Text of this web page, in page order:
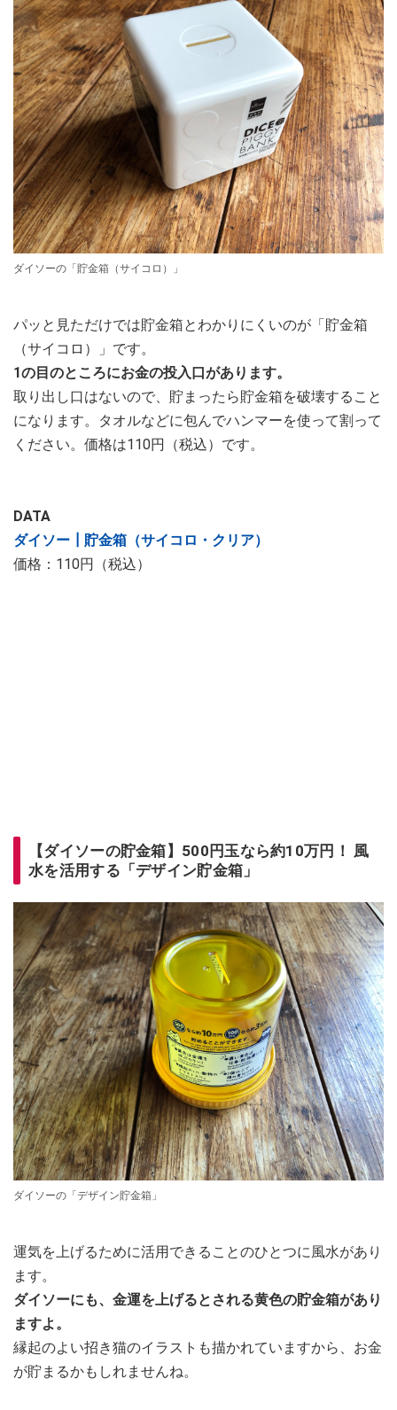
ダイソーの「貯金箱（サイコロ）」
パッと見ただけでは貯金箱とわかりにくいのが「貯金箱
（サイコロ）」です。
1の目のところにお金の投入口があります。
取り出し口はないので、貯まったら貯金箱を破壊すること
になります。タオルなどに包んでハンマーを使って割って
ください。価格は110円（税込）です。
DATA
ダイソー┃貯金箱（サイコロ・クリア）
価格：110円（税込）
【ダイソーの貯金箱】500円玉なら約10万円！ 風
水を活用する「デザイン貯金箱」
ダイソーの「デザイン貯金箱」
運気を上げるために活用できることのひとつに風水があり
ます。
ダイソーにも、金運を上げるとされる黄色の貯金箱があり
ますよ。
縁起のよい招き猫のイラストも描かれていますから、お金
が貯まるかもしれませんね。